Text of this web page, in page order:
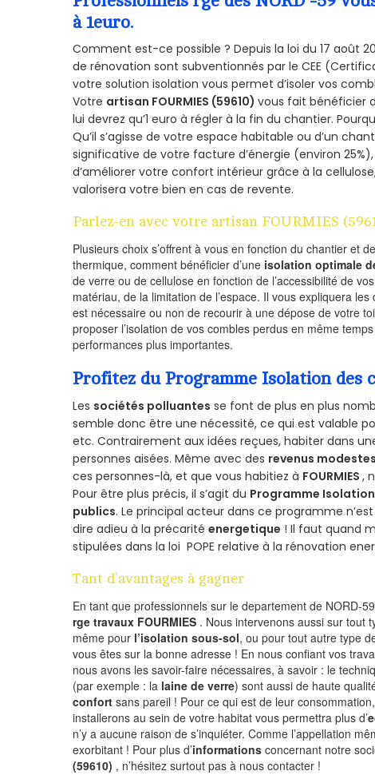
à 1euro.
Comment est-ce possible ? Depuis la loi du 17 août
de rénovation sont subventionnés par le CEE
votre solution isolation vous permet d’isoler vos
Votre artisan FOURMIES (59610)vous fait bénéficier
lui devrez qu’1 euro à régler à la fin du chantier.
Qu’il s’agisse de votre espace habitable ou d’un
significative de votre facture d’énergie (environ
d’améliorer votre confort intérieur grâce à la
valorisera votre bien en cas de revente.
Parlez-en avec votre artisan FOURMIES
Plusieurs choix s’offrent à vous en fonction du chantier et
thermique, comment bénéficier d’une isolation optimale
de verre ou de cellulose en fonction de l’accessibilité de
matériau, de la limitation de l’espace. Il vous expliquera
est nécessaire ou non de recourir à une dépose de votre
proposer l’isolation de vos combles perdus en même
performances plus importantes.
Profitez du Programme Isolation des
Les sociétés polluantes se font de plus en plus
semble donc être une nécessité, ce qui est valable
etc. Contrairement aux idées reçues, habiter dans
personnes aisées. Même avec des revenus
ces personnes-là, et que vous habitiez à FOURMIES,
Pour être plus précis, il s’agit du Programme
publics. Le principal acteur dans ce programme
dire adieu à la précaritéenergetique ! Il faut quand
stipulées dans la loi POPE relative à la rénovation
Tant d’avantages à gagner
En tant que professionnels sur le departement de NORD-
rge travaux FOURMIES . Nous intervenons aussi sur tout
même pour l’isolation sous-sol, ou pour tout autre type
vous êtes sur la bonne adresse ! En nous confiant vos
nous avons les savoir-faire nécessaires, à savoir : le
(par exemple : la laine de verre) sont aussi de haute
confort sans pareil ! Pour ce qui est de leur
installerons au sein de votre habitat vous permettra plus d’
n’y a aucune raison de s’inquiéter. Comme l’appellation
exorbitant ! Pour plus d’informations concernant notre
(59610) , n’hésitez surtout pas à nous contacter !